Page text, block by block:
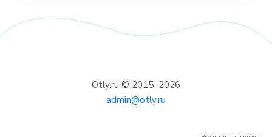
Otly.ru © 2015–2026
admin@otly.ru